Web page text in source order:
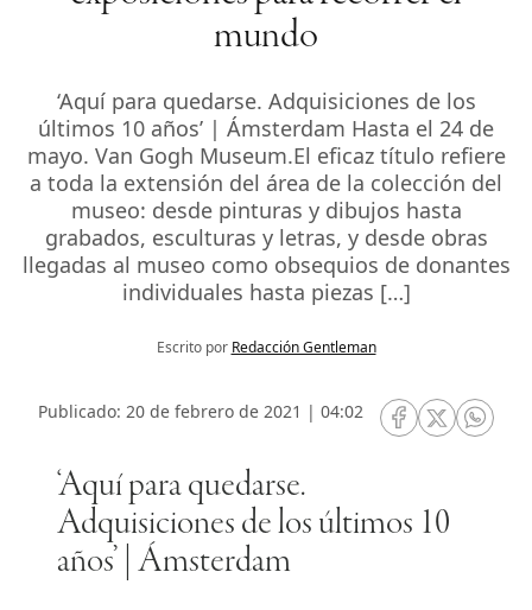
mundo
‘Aquí para quedarse. Adquisiciones de los
últimos 10 años’ | Ámsterdam Hasta el 24 de
mayo. Van Gogh Museum.El eficaz título refiere
a toda la extensión del área de la colección del
museo: desde pinturas y dibujos hasta
grabados, esculturas y letras, y desde obras
llegadas al museo como obsequios de donantes
individuales hasta piezas […]
Escrito por Redacción Gentleman
Publicado: 20 de febrero de 2021 | 04:02
RRSS Facebook
RRSSRRSS
‘Aquí para quedarse.
Adquisiciones de los últimos 10
años’ | Ámsterdam